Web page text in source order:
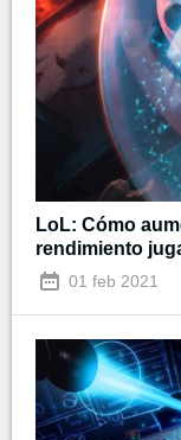
LoL: Cómo
rendimiento
01 feb 2021